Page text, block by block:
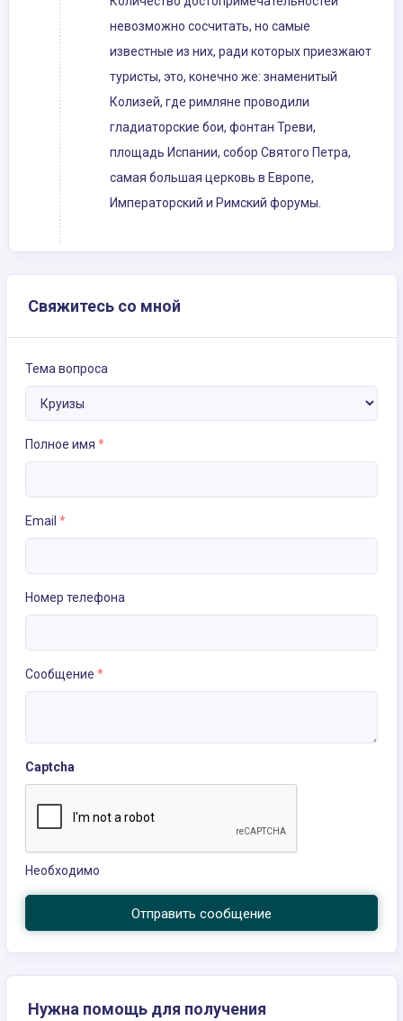
невозможно сосчитать, но самые
известные из них, ради которых приезжают
туристы, это, конечно же: знаменитый
Колизей, где римляне проводили
гладиаторские бои, фонтан Треви,
площадь Испании, собор Святого Петра,
самая большая церковь в Европе,
Императорский и Римский форумы.
Свяжитесь со мной
Тема вопроса
Полное имя *
Email *
Номер телефона
Сообщение *
Captcha
Необходимо
Отправить сообщение
Нужна помощь для получения